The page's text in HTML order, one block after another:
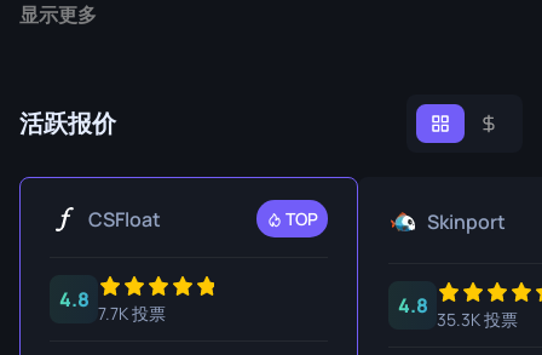
显示更多
活跃报价
CSFloat TOP
4.8
7.7K 投票
Skinport
4.8
35.3K 投票